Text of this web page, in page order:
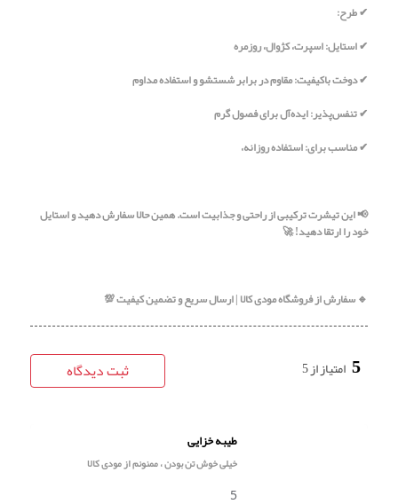
✔ طرح:
✔ استایل: اسپرت، کژوال، روزمره
✔ دوخت باکیفیت: مقاوم در برابر شستشو و استفاده مداوم
✔ تنفس‌پذیر: ایده‌آل برای فصول گرم
✔ مناسب برای: استفاده روزانه،
📢 این تیشرت ترکیبی از راحتی و جذابیت است. همین حالا سفارش دهید و استایل
خود را ارتقا دهید! 🚀
🔹 سفارش از فروشگاه مودی کالا | ارسال سریع و تضمین کیفیت 💯
5 امتیاز از 5 ثبت دیدگاه
طیبه خزایی
خیلی خوش تن بودن ، ممنونم از مودی کالا
5